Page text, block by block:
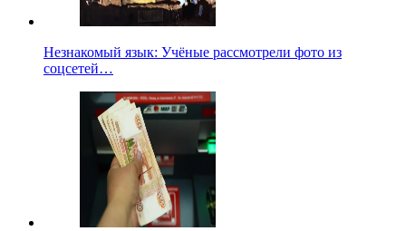
Незнакомый язык: Учёные рассмотрели фото из
соцсетей…